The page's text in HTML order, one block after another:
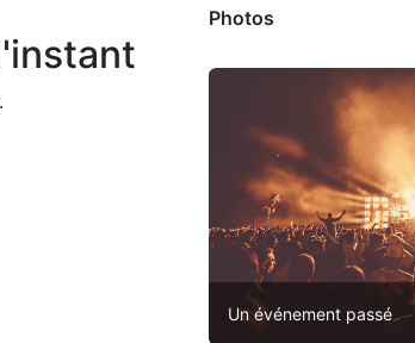
Photos
Un événement passé